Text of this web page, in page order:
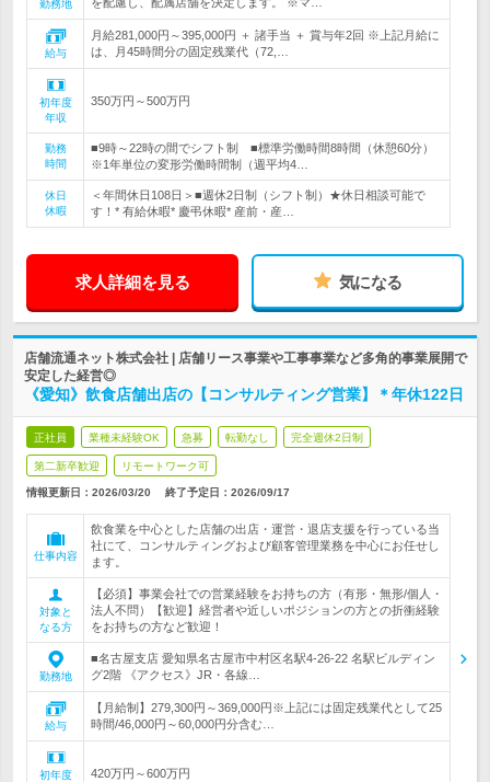
勤務地
給与
月給281,000円～395,000円 ＋ 諸手当 ＋ 賞与年2回 ※上記月給に
は、月45時間分の固定残業代（72,…
初年度
年収
350万円～500万円
勤務
時間
■9時～22時の間でシフト制 ■標準労働時間8時間（休憩60分）
※1年単位の変形労働時間制（週平均4…
休日
休暇
＜年間休日108日＞■週休2日制（シフト制）★休日相談可能で
す！* 有給休暇* 慶弔休暇* 産前・産…
求人詳細を見る 気になる
店舗流通ネット株式会社 | 店舗リース事業や工事事業など多角的事業展開で
安定した経営◎
《愛知》飲食店舗出店の【コンサルティング営業】＊年休122日
正社員 業種未経験OK 急募 転勤なし 完全週休2日制
第二新卒歓迎 リモートワーク可
情報更新日：2026/03/20 終了予定日： 2026/09/17
仕事内容
飲食業を中心とした店舗の出店・運営・退店支援を行っている当
社にて、コンサルティングおよび顧客管理業務を中心にお任せし
ます。
対象と
なる方
【必須】事業会社での営業経験をお持ちの方（有形・無形/個人・
法人不問）【歓迎】経営者や近しいポジションの方との折衝経験
をお持ちの方など歓迎！
勤務地
■名古屋支店 愛知県名古屋市中村区名駅4-26-22 名駅ビルディン
グ2階 《アクセス》JR・各線…
給与
【月給制】279,300円～369,000円※上記には固定残業代として25
時間/46,000円～60,000円分含む…
初年度
420万円～600万円